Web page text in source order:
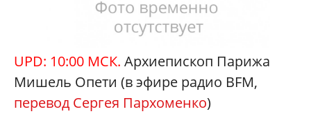
UPD: 10:00 МСК. Архиепископ Парижа
Мишель Опети (в эфире радио BFM,
перевод Сергея Пархоменко)